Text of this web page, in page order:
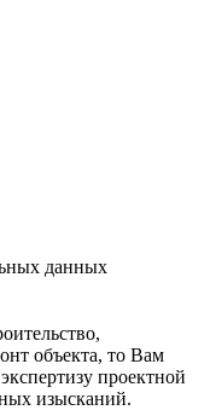
данных
объекта, то Вам
проектной
изысканий.